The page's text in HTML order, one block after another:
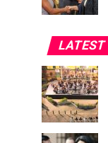
LATEST